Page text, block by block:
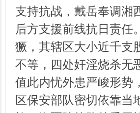
支持抗战，戴岳奉调湘
后方支援前线抗日责任
獗，其辖区大小近千支
不等，四处奸淫烧杀无
值此内忧外患严峻形势
区保安部队密切依靠当